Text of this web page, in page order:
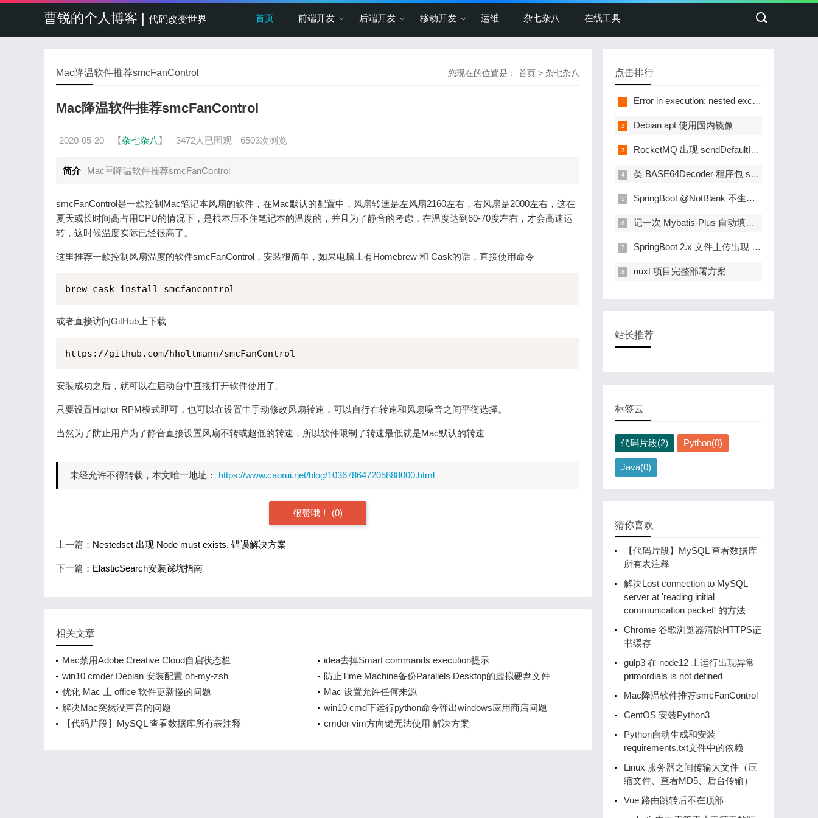
曹锐的个人博客 | 代码改变世界 首页 前端开发 后端开发 移动开发 运维 杂七杂八 在线工具
您现在的位置是： 首页 > 杂七杂八
Mac降温软件推荐smcFanControl
Mac降温软件推荐smcFanControl
2020-05-20 【杂七杂八 】 3472人已围观 6503次浏览
简介 Mac降温软件推荐smcFanControl
smcFanControl是一款控制Mac笔记本风扇的软件，在Mac默认的配置中，风扇转速是左风扇2160左右，右风扇是2000左右，这在
夏天或长时间高占用CPU的情况下，是根本压不住笔记本的温度的，并且为了静音的考虑，在温度达到60-70度左右，才会高速运
转，这时候温度实际已经很高了。
这里推荐一款控制风扇温度的软件smcFanControl，安装很简单，如果电脑上有Homebrew 和 Cask的话，直接使用命令
brew cask install smcfancontrol
或者直接访问GitHub上下载
https://github.com/hholtmann/smcFanControl
安装成功之后，就可以在启动台中直接打开软件使用了。
只要设置Higher RPM模式即可，也可以在设置中手动修改风扇转速，可以自行在转速和风扇噪音之间平衡选择。
当然为了防止用户为了静音直接设置风扇不转或超低的转速，所以软件限制了转速最低就是Mac默认的转速
未经允许不得转载，本文唯一地址： https://www.caorui.net/blog/103678647205888000.html
很赞哦！ (0)
上一篇： Nestedset 出现 Node must exists. 错误解决方案
下一篇： ElasticSearch安装踩坑指南
相关文章
Mac禁用Adobe Creative Cloud自启状态栏
idea去掉Smart commands execution提示
win10 cmder Debian 安装配置 oh-my-zsh
防止Time Machine备份Parallels Desktop的虚拟硬盘文件
优化 Mac 上 office 软件更新慢的问题
Mac 设置允许任何来源
解决Mac突然没声音的问题
win10 cmd下运行python命令弹出windows应用商店问题
【代码片段】MySQL 查看数据库所有表注释
cmder vim方向键无法使用 解决方案
点击排行
Error in execution; nested exception is io.lettuce.core.RedisCommandExecutionException: ERR DISABLE You can't write or read against a disable instance
Debian apt 使用国内镜像
RocketMQ 出现 sendDefaultImpl call timeout 问题
类 BASE64Decoder 程序包 sun.misc 找不到符号
SpringBoot @NotBlank 不生效问题
记一次 Mybatis-Plus 自动填充无效问题解决
SpringBoot 2.x 文件上传出现 The field file exceeds its maximum permitted size of 1048576 bytes
nuxt 项目完整部署方案
站长推荐
标签云
代码片段(2) Python(0)
Java(0)
猜你喜欢
【代码片段】MySQL 查看数据库
所有表注释
解决Lost connection to MySQL
server at 'reading initial
communication packet' 的方法
Chrome 谷歌浏览器清除HTTPS证
书缓存
gulp3 在 node12 上运行出现异常
primordials is not defined
Mac降温软件推荐smcFanControl
CentOS 安装Python3
Python自动生成和安装
requirements.txt文件中的依赖
Linux 服务器之间传输大文件（压
缩文件、查看MD5、后台传输）
Vue 路由跳转后不在顶部